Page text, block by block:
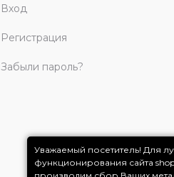
Вход
Регистрация
Забыли пароль?
Уважаемый посетитель! Для
функционирования сайта